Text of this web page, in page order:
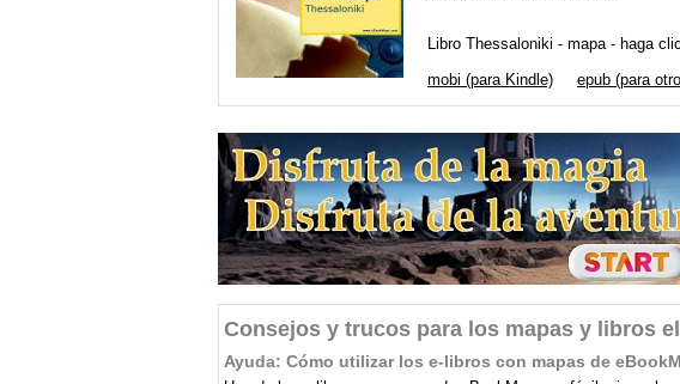
Libro Thessaloniki - mapa - haga
mobi (para Kindle)
epub (para
Consejos y trucos para los mapas y libros
Ayuda: Cómo utilizar los e-libros con mapas de